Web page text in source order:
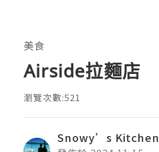
美食
Airside拉麵店
瀏覽次數:521
Snowy’s Kitchen